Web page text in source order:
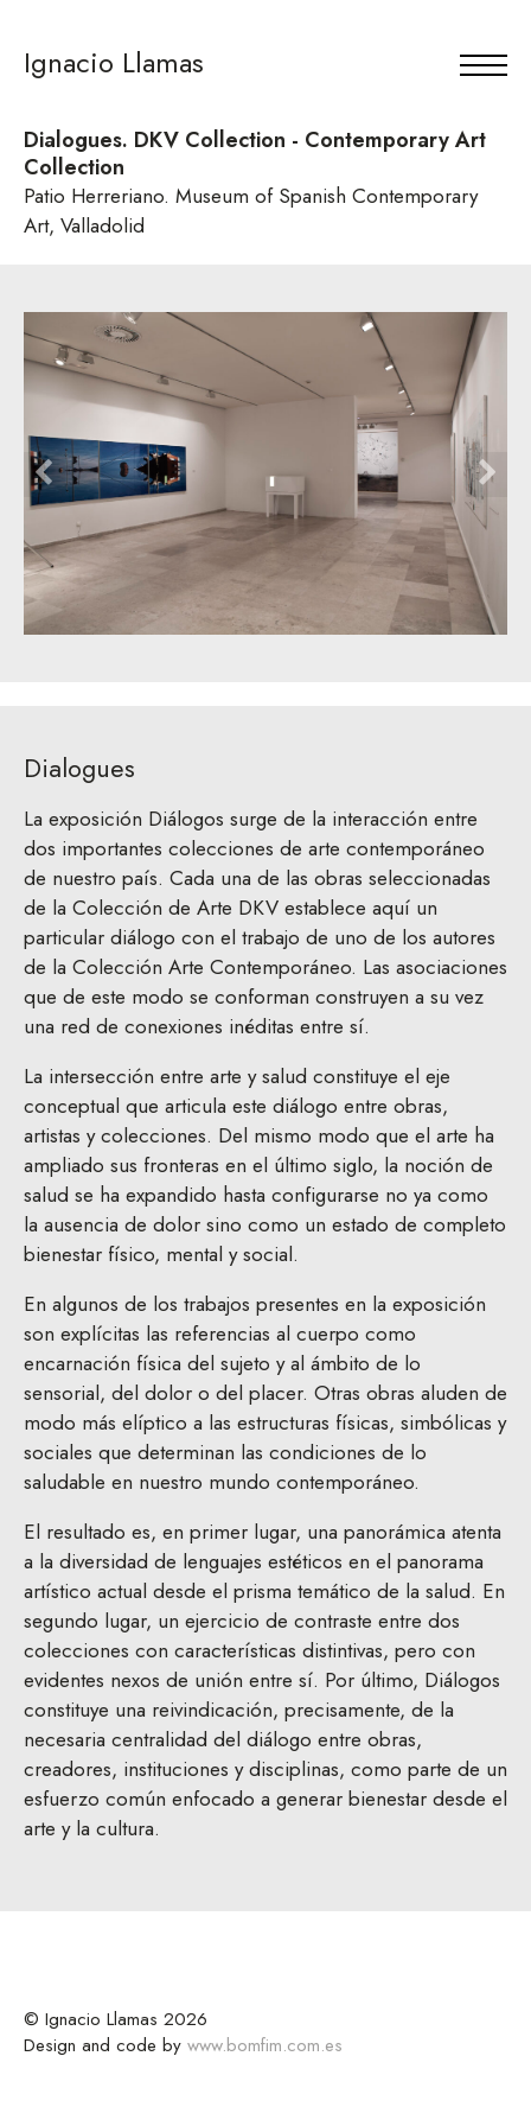
Ignacio Llamas
Dialogues. DKV Collection - Contemporary Art
Collection
Patio Herreriano. Museum of Spanish Contemporary
Art, Valladolid
Dialogues
La exposición Diálogos surge de la interacción entre
dos importantes colecciones de arte contemporáneo
de nuestro país. Cada una de las obras seleccionadas
de la Colección de Arte DKV establece aquí un
particular diálogo con el trabajo de uno de los autores
de la Colección Arte Contemporáneo. Las asociaciones
que de este modo se conforman construyen a su vez
una red de conexiones inéditas entre sí.
La intersección entre arte y salud constituye el eje
conceptual que articula este diálogo entre obras,
artistas y colecciones. Del mismo modo que el arte ha
ampliado sus fronteras en el último siglo, la noción de
salud se ha expandido hasta configurarse no ya como
la ausencia de dolor sino como un estado de completo
bienestar físico, mental y social.
En algunos de los trabajos presentes en la exposición
son explícitas las referencias al cuerpo como
encarnación física del sujeto y al ámbito de lo
sensorial, del dolor o del placer. Otras obras aluden de
modo más elíptico a las estructuras físicas, simbólicas y
sociales que determinan las condiciones de lo
saludable en nuestro mundo contemporáneo.
El resultado es, en primer lugar, una panorámica atenta
a la diversidad de lenguajes estéticos en el panorama
artístico actual desde el prisma temático de la salud. En
segundo lugar, un ejercicio de contraste entre dos
colecciones con características distintivas, pero con
evidentes nexos de unión entre sí. Por último, Diálogos
constituye una reivindicación, precisamente, de la
necesaria centralidad del diálogo entre obras,
creadores, instituciones y disciplinas, como parte de un
esfuerzo común enfocado a generar bienestar desde el
arte y la cultura.
© Ignacio Llamas 2026
Design and code by www.bomfim.com.es